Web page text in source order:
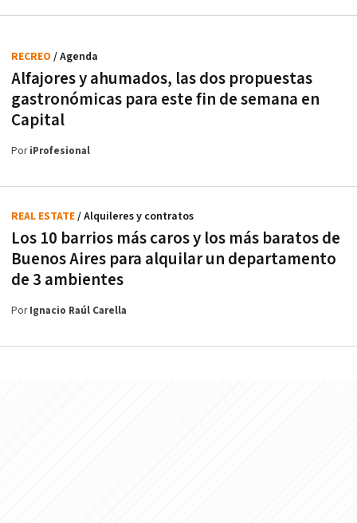
Alfajores y ahumados, las dos propuestas
gastronómicas para este fin de semana en
Capital
RECREO / Agenda
PoriProfesional
Los 10 barrios más caros y los más baratos de
Buenos Aires para alquilar un departamento
de 3 ambientes
REAL ESTATE/ Alquileres y contratos
PorIgnacio Raúl Carella